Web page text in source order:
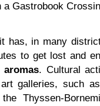
a Gastrobook
has, in many
to get lost and
. Cultural
galleries, such
Thyssen-